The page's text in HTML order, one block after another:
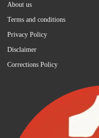
About us
Terms and conditions
Privacy Policy
Disclaimer
Corrections Policy